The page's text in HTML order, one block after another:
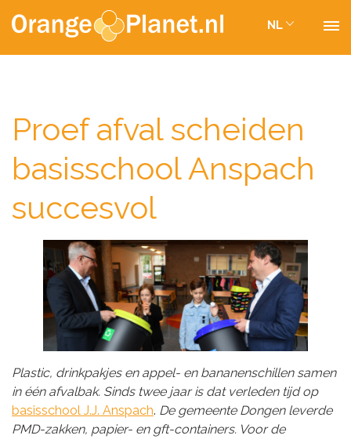
NL
Proef afval scheiden
basisschool Anspach
succesvol
Plastic, drinkpakjes en appel- en bananenschillen samen
in één afvalbak. Sinds twee jaar is dat verleden tijd op
basisschool J.J. Anspach. De gemeente Dongen leverde
PMD-zakken, papier- en gft-containers. Voor de